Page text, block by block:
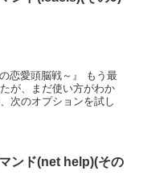
恋愛頭脳戦～』 もう最
が、まだ使い方がわか
次のオプションを試し
ンド(net help)(その